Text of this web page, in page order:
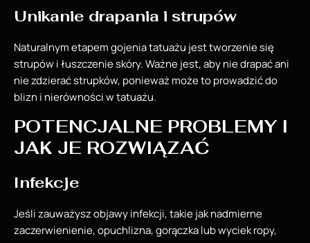
Unikanie drapania i strupów
Naturalnym etapem gojenia tatuażu jest tworzenie się
strupów i łuszczenie skóry. Ważne jest, aby nie drapać ani
nie zdzierać strupków, ponieważ może to prowadzić do
blizn i nierówności w tatuażu.
POTENCJALNE PROBLEMY I
JAK JE ROZWIĄZAĆ
Infekcje
Jeśli zauważysz objawy infekcji, takie jak nadmierne
zaczerwienienie, opuchlizna, gorączka lub wyciek ropy,